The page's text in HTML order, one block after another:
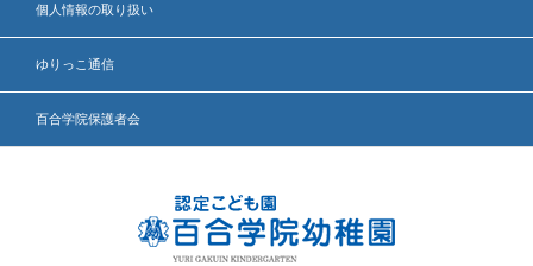
個人情報の取り扱い
ゆりっこ通信
百合学院保護者会